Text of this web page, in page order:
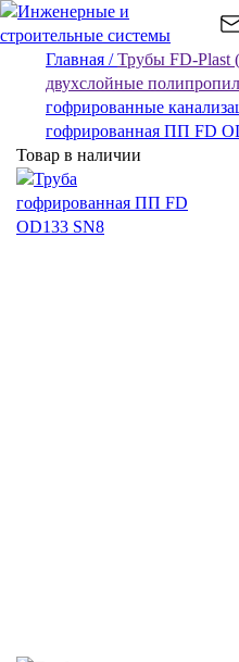
Главная /Трубы FD-Plast
двухслойные
гофрированные
гофрированная ПП FD
Товар в наличии